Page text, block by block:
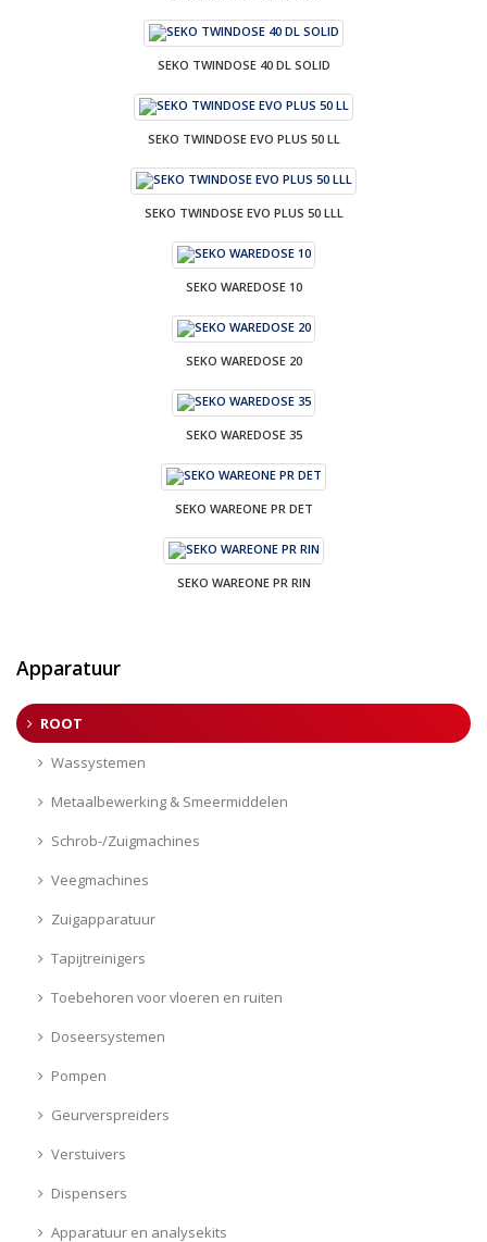
SEKO TWINDOSE 40 DL SOLID
SEKO TWINDOSE EVO PLUS 50 LL
SEKO TWINDOSE EVO PLUS 50 LLL
SEKO WAREDOSE 10
SEKO WAREDOSE 20
SEKO WAREDOSE 35
SEKO WAREONE PR DET
SEKO WAREONE PR RIN
Apparatuur
ROOT
Wassystemen
Metaalbewerking & Smeermiddelen
Schrob-/Zuigmachines
Veegmachines
Zuigapparatuur
Tapijtreinigers
Toebehoren voor vloeren en ruiten
Doseersystemen
Pompen
Geurverspreiders
Verstuivers
Dispensers
Apparatuur en analysekits